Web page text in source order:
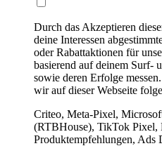
Durch das Akzeptieren
deine Interessen
oder Rabattaktionen für
basierend auf deinem Surf-
sowie deren Erfolge
wir auf dieser Webseite
Criteo, Meta-Pixel,
(RTBHouse), TikTok Pixel,
Produktempfehlungen, Ads